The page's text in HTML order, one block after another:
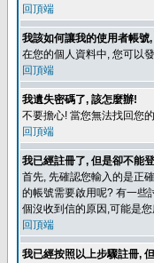
回頂端
我該如何讓我的使用者帳
在您的個人資料中, 您可以
回頂端
我遺失密碼了, 該怎麼辦!
不要擔心! 當您無法找回您
回頂端
我已經註冊了, 但是卻不能
首先, 先確認您輸入的是正
的帳號需要啟用呢? 有一些
個沒收到信的原因,可能是
回頂端
我已經按照以上步驟註冊,